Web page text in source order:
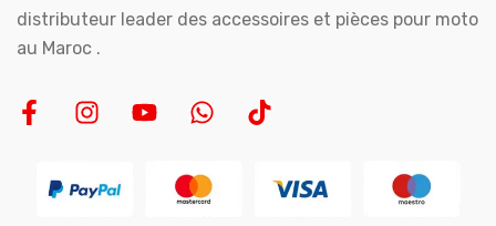
distributeur leader des accessoires et pièces pour moto
au Maroc .